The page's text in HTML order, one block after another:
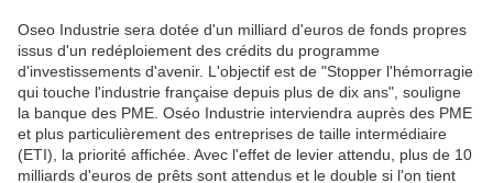
Oseo Industrie sera dotée d'un milliard d'euros de fonds propres
issus d'un redéploiement des crédits du programme
d'investissements d'avenir. L'objectif est de "Stopper l'hémorragie
qui touche l'industrie française depuis plus de dix ans", souligne
la banque des PME. Oséo Industrie interviendra auprès des PME
et plus particulièrement des entreprises de taille intermédiaire
(ETI), la priorité affichée. Avec l'effet de levier attendu, plus de 10
milliards d'euros de prêts sont attendus et le double si l'on tient